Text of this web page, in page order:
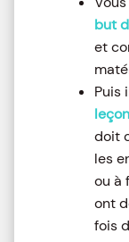
but
et
Puis
leçon
doit
les
ou à
ont
fois